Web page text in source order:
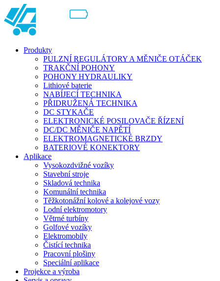
Produkty
PULZNÍ REGULÁTORY A MĚNIČE OTÁČEK
TRAKČNÍ POHONY
POHONY HYDRAULIKY
Lithiové baterie
NABÍJECÍ TECHNIKA
PŘIDRUŽENÁ TECHNIKA
DC STYKAČE
ELEKTRONICKÉ POSILOVAČE ŘÍZENÍ
DC/DC MĚNIČE NAPĚTÍ
ELEKTROMAGNETICKÉ BRZDY
BATERIOVÉ KONEKTORY
Aplikace
Vysokozdvižné vozíky
Stavební stroje
Skladová technika
Komunální technika
Těžkotonážní kolové a kolejové vozy
Lodní elektromotory
Větrné turbíny
Golfové vozíky
Elektromobily
Čistící technika
Pracovní plošiny
Speciální aplikace
Projekce a výroba